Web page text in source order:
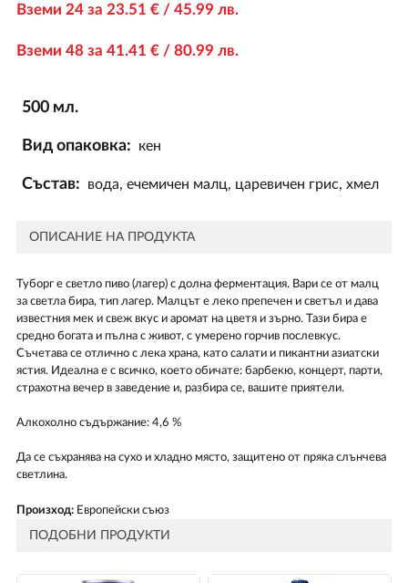
Вземи 24 за 23.51 € / 45.99 лв.
Вземи 48 за 41.41 € / 80.99 лв.
500 мл.
Вид опаковка: кен
Състав: вода, ечемичен малц, царевичен грис, хмел
ОПИСАНИЕ НА ПРОДУКТА
Туборг е светло пиво (лагер) с долна ферментация. Вари се от малц
за светла бира, тип лагер. Малцът е леко препечен и светъл и дава
известния мек и свеж вкус и аромат на цветя и зърно. Тази бира е
средно богата и пълна с живот, с умерено горчив послевкус.
Съчетава се отлично с лека храна, като салати и пикантни азиатски
ястия. Идеална е с всичко, което обичате: барбекю, концерт, парти,
страхотна вечер в заведение и, разбира се, вашите приятели.
Алкохолно съдържание: 4,6 %
Да се съхранява на сухо и хладно място, защитено от пряка слънчева
светлина.
Произход:Европейски съюз
ПОДОБНИ ПРОДУКТИ